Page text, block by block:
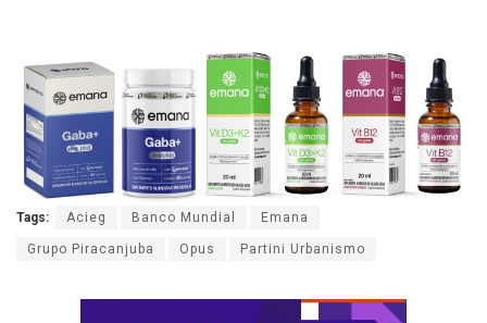
Tags: Acieg Banco Mundial Emana
Grupo Piracanjuba Opus Partini Urbanismo